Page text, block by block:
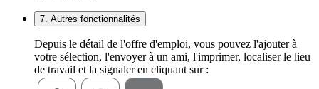
7. Autres fonctionnalités
Depuis le détail de l'offre d'emploi, vous pouvez l'ajouter à
votre sélection, l'envoyer à un ami, l'imprimer, localiser le lieu
de travail et la signaler en cliquant sur :